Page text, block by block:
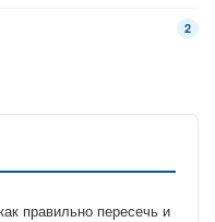
2
правильно пересечь и